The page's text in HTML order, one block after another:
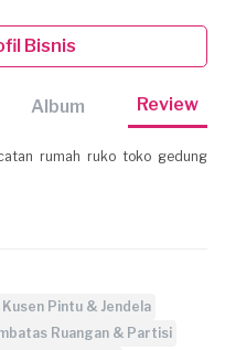
Bisnis
Album Review
rumah ruko toko gedung
Kusen Pintu & Jendela
Ruangan & Partisi